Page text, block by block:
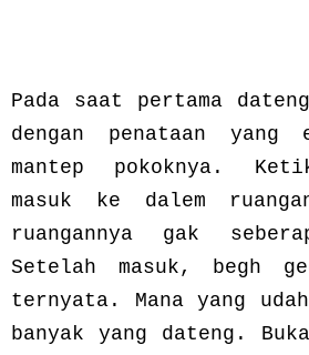
Pada saat pertama
dengan penataan yang
mantep pokoknya.
masuk ke dalem
ruangannya gak
Setelah masuk, begh
ternyata. Mana yang
banyak yang dateng.